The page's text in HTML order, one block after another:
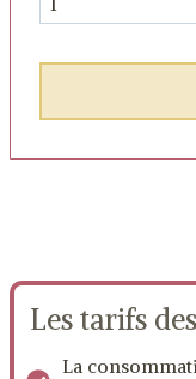
Les tarifs
La